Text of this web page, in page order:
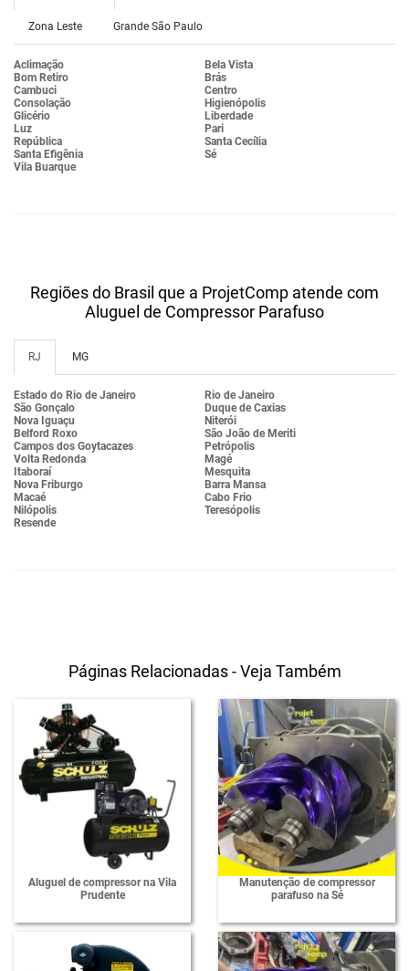
Zona Leste Grande São Paulo
Aclimação
Bela Vista
Bom Retiro
Brás
Cambuci
Centro
Consolação
Higienópolis
Glicério
Liberdade
Luz
Pari
República
Santa Cecília
Santa Efigênia
Sé
Vila Buarque
Regiões do Brasil que a ProjetComp atende com
Aluguel de Compressor Parafuso
RJ MG
Estado do Rio de Janeiro
Rio de Janeiro
São Gonçalo
Duque de Caxias
Nova Iguaçu
Niterói
Belford Roxo
São João de Meriti
Campos dos Goytacazes
Petrópolis
Volta Redonda
Magé
Itaboraí
Mesquita
Nova Friburgo
Barra Mansa
Macaé
Cabo Frio
Nilópolis
Teresópolis
Resende
Páginas Relacionadas - Veja Também
Aluguel de compressor na Vila
Prudente
Manutenção de compressor
parafuso na Sé